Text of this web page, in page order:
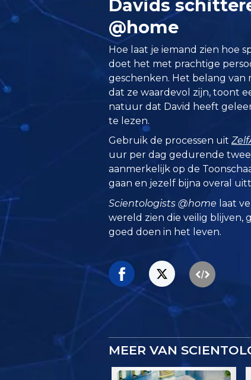
Davids
@home
Hoe laat je iemand zien hoe
doet het met prachtige
geschenken. Het belang van
dat ze waardevol zijn, toont
natuur dat David heeft
te lezen.
Gebruik de processen uit
uur per dag gedurende
aanmerkelijk op de
gaan en jezelf bijna overal
Scientologists @home laat
wereld zien die veilig blijven,
goed doen in het leven.
MEER VAN